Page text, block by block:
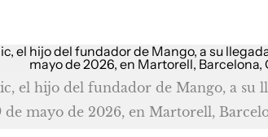
el hijo del fundador de Mango, a su
de mayo de 2026, en Martorell,